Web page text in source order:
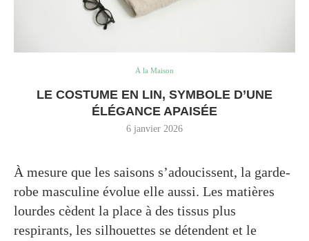
À la Maison
LE COSTUME EN LIN, SYMBOLE D’UNE
ÉLÉGANCE APAISÉE
6 janvier 2026
À mesure que les saisons s’adoucissent, la garde-
robe masculine évolue elle aussi. Les matières
lourdes cèdent la place à des tissus plus
respirants, les silhouettes se détendent et le